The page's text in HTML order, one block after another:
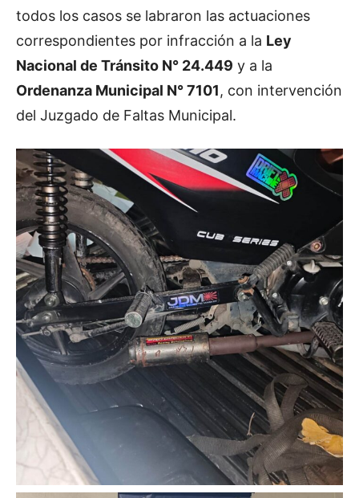
todos los casos se labraron las actuaciones
correspondientes por infracción a la Ley
Nacional de Tránsito N° 24.449 y a la
Ordenanza Municipal N° 7101, con intervención
del Juzgado de Faltas Municipal.